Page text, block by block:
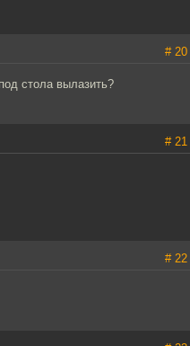
# 20
стола вылазить?
# 21
# 22